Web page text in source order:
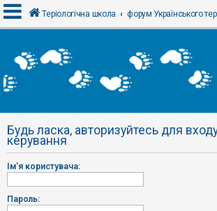
х
і
Р
е
с
р
а
ц
Теріологічна школа форум Українського
Будь ласка, авторизуйтесь для
керування
Ім'я користувача:
Пароль: